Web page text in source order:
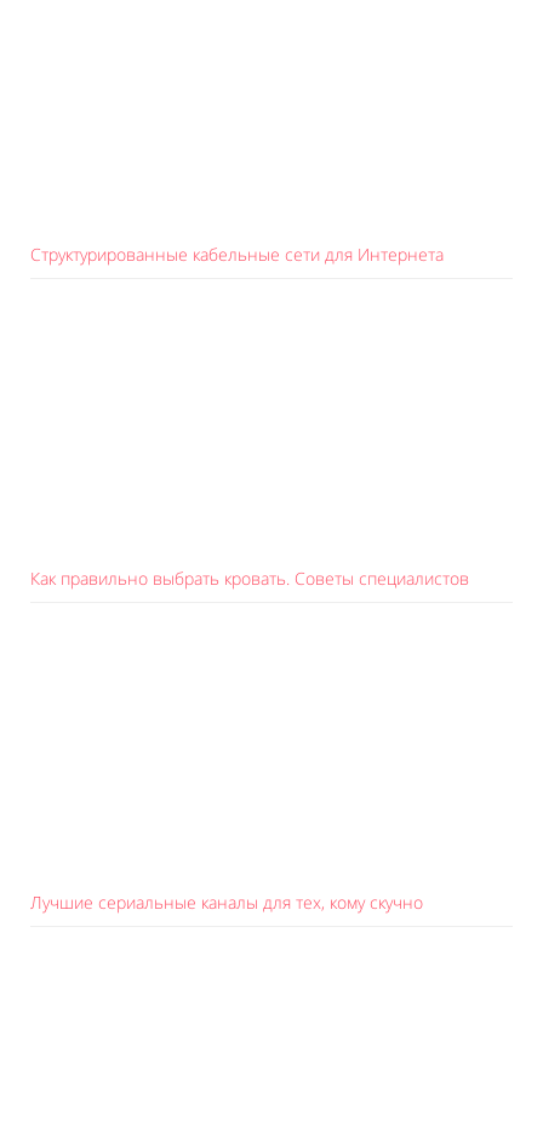
Структурированные кабельные сети для Интернета
Как правильно выбрать кровать. Советы специалистов
Лучшие сериальные каналы для тех, кому скучно